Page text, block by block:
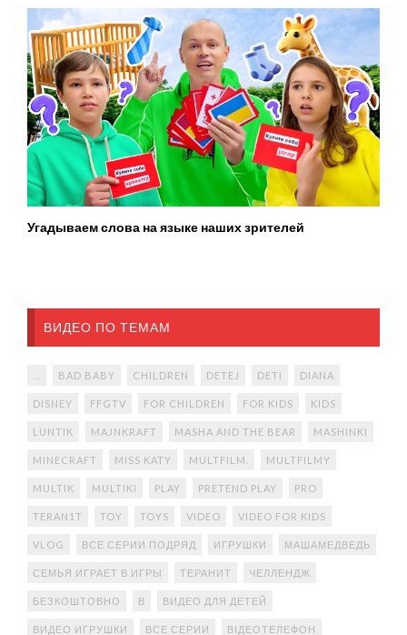
Угадываем слова на языке наших зрителей
ВИДЕО ПО ТЕМАМ
BAD BABY CHILDREN DETEJ DETI DIANA
DISNEY FFGTV FOR CHILDREN FOR KIDS KIDS
LUNTIK MAJNKRAFT MASHA AND THE BEAR MASHINKI
MINECRAFT MISS KATY MULTFILM. MULTFILMY
MULTIK MULTIKI PLAY PRETEND PLAY PRO
TERAN1T TOY TOYS VIDEO VIDEO FOR KIDS
VLOG ВСЕ СЕРИИ ПОДРЯД ИГРУШКИ МАШАМЕДВЕДЬ
СЕМЬЯ ИГРАЕТ В ИГРЫ ТЕРАНИТ ЧЕЛЛЕНДЖ
БЕЗКОШТОВНО В ВИДЕО ДЛЯ ДЕТЕЙ
ВИДЕО ИГРУШКИ ВСЕ СЕРИИ ВІДЕОТЕЛЕФОН